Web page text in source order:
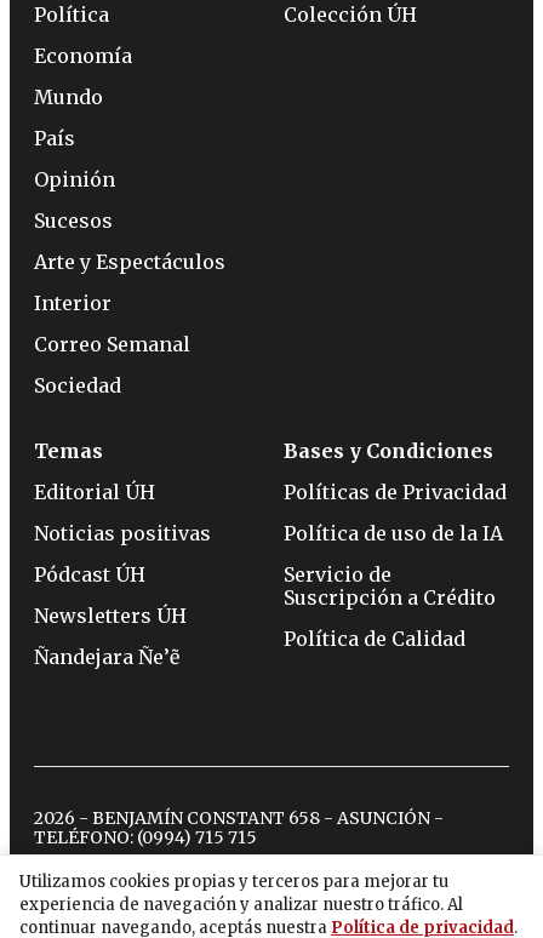
Utilizamos cookies propias y terceros para mejorar tu
experiencia de navegación y analizar nuestro tráfico. Al
continuar navegando, aceptás nuestra Política de privacidad.
Política
Economía
Mundo
País
Opinión
Sucesos
Arte y Espectáculos
Interior
Correo Semanal
Sociedad
Colección ÚH
Temas
Editorial ÚH
Noticias positivas
Pódcast ÚH
Newsletters ÚH
Ñandejara Ñe’ẽ
Bases y Condiciones
Políticas de Privacidad
Política de uso de la IA
Servicio de
Suscripción a Crédito
Política de Calidad
2026 - BENJAMÍN CONSTANT 658 - ASUNCIÓN -
TELÉFONO: (0994) 715 715
twitterinstagram
facebook
tiktokyoutubespotify